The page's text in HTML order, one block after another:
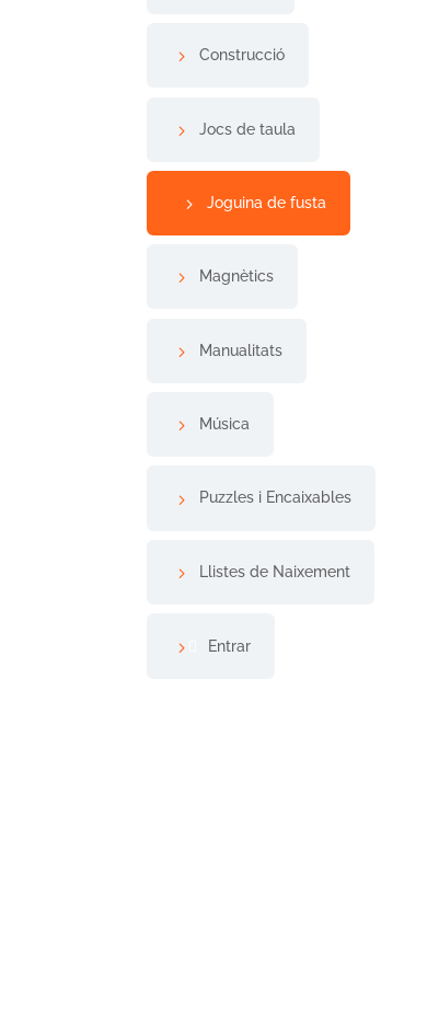
Construcció
Jocs de taula
Joguina de fusta
Magnètics
Manualitats
Música
Puzzles i Encaixables
Llistes de Naixement
Entrar